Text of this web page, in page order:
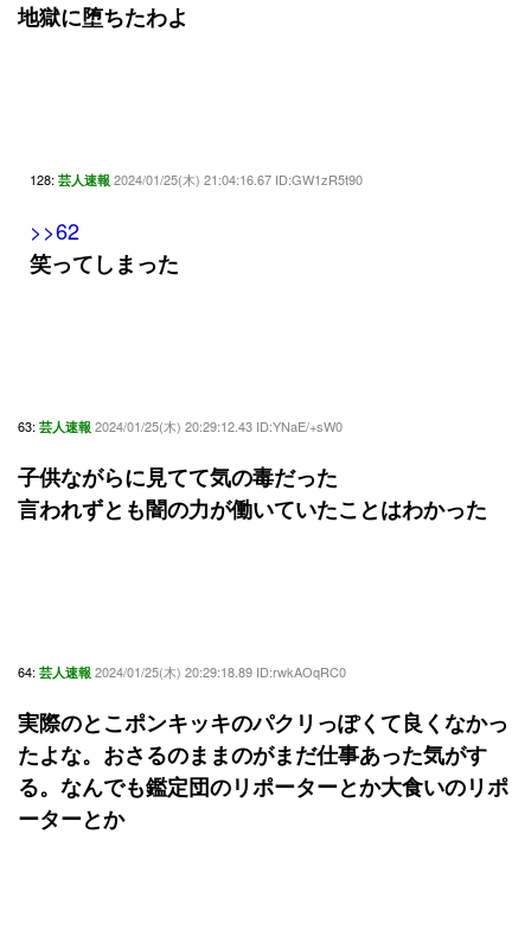
地獄に堕ちたわよ
128: 芸人速報 2024/01/25(木) 21:04:16.67 ID:GW1zR5t90
>>62
笑ってしまった
63: 芸人速報 2024/01/25(木) 20:29:12.43 ID:YNaE/+sW0
子供ながらに見てて気の毒だった
言われずとも闇の力が働いていたことはわかった
64: 芸人速報 2024/01/25(木) 20:29:18.89 ID:rwkAOqRC0
実際のとこポンキッキのパクリっぽくて良くなかっ
たよな。おさるのままのがまだ仕事あった気がす
る。なんでも鑑定団のリポーターとか大食いのリポ
ーターとか